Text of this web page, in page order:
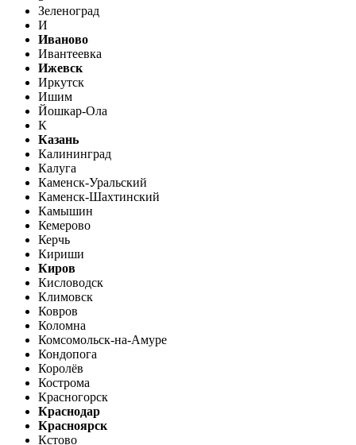
Зеленоград
И
Иваново
Ивантеевка
Ижевск
Иркутск
Ишим
Йошкар-Ола
К
Казань
Калининград
Калуга
Каменск-Уральский
Каменск-Шахтинский
Камышин
Кемерово
Керчь
Кириши
Киров
Кисловодск
Климовск
Ковров
Коломна
Комсомольск-на-Амуре
Кондопога
Королёв
Кострома
Красногорск
Краснодар
Красноярск
Кстово